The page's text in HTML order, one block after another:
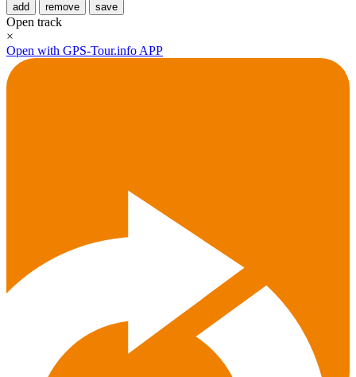
add remove save
Open track
×
Open with GPS-Tour.info APP